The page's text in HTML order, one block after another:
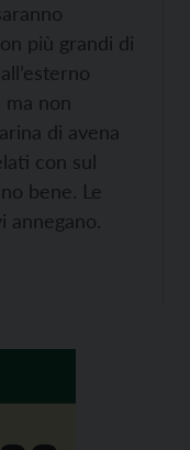
più grandi di
ma non
di avena
con sul
bene. Le
annegano.